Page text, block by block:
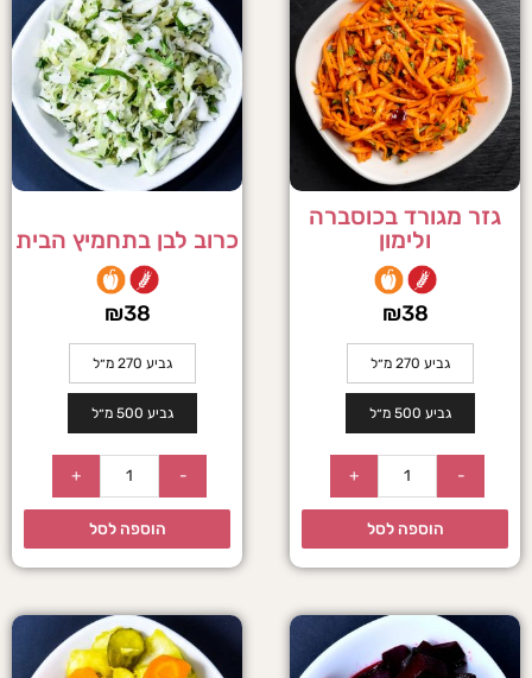
גזר מגורד בכוסברה
ולימון
₪38
גביע 270 מ״ל
גביע 500 מ״ל
-
+
הוספה לסל
כרוב לבן בתחמיץ הבית
₪38
גביע 270 מ״ל
גביע 500 מ״ל
-
+
הוספה לסל